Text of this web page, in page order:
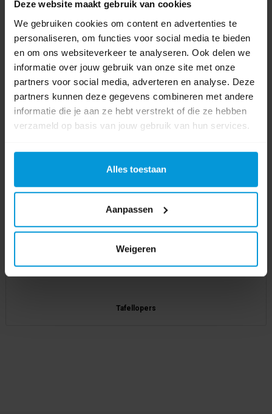
Deze website maakt gebruik van cookies
We gebruiken cookies om content en advertenties te
personaliseren, om functies voor social media te bieden
en om ons websiteverkeer te analyseren. Ook delen we
informatie over jouw gebruik van onze site met onze
partners voor social media, adverteren en analyse. Deze
partners kunnen deze gegevens combineren met andere
informatie die je aan ze hebt verstrekt of die ze hebben
verzameld op basis van jouw gebruik van hun services.
Alles toestaan
Aanpassen
Weigeren
Tafellopers